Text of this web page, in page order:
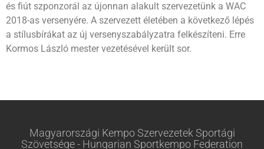
és fiút szponzorál az újonnan alakult szervezetünk a WAC
2018-as versenyére. A szervezett életében a következő lépés
a stílusbírákat az új versenyszabályzatra felkészíteni. Erre
Kormos László mester vezetésével került sor.
Magyarországi Kempo Szervezetek Sportági
Szövetsége - Hungarian Sportkempo Federation